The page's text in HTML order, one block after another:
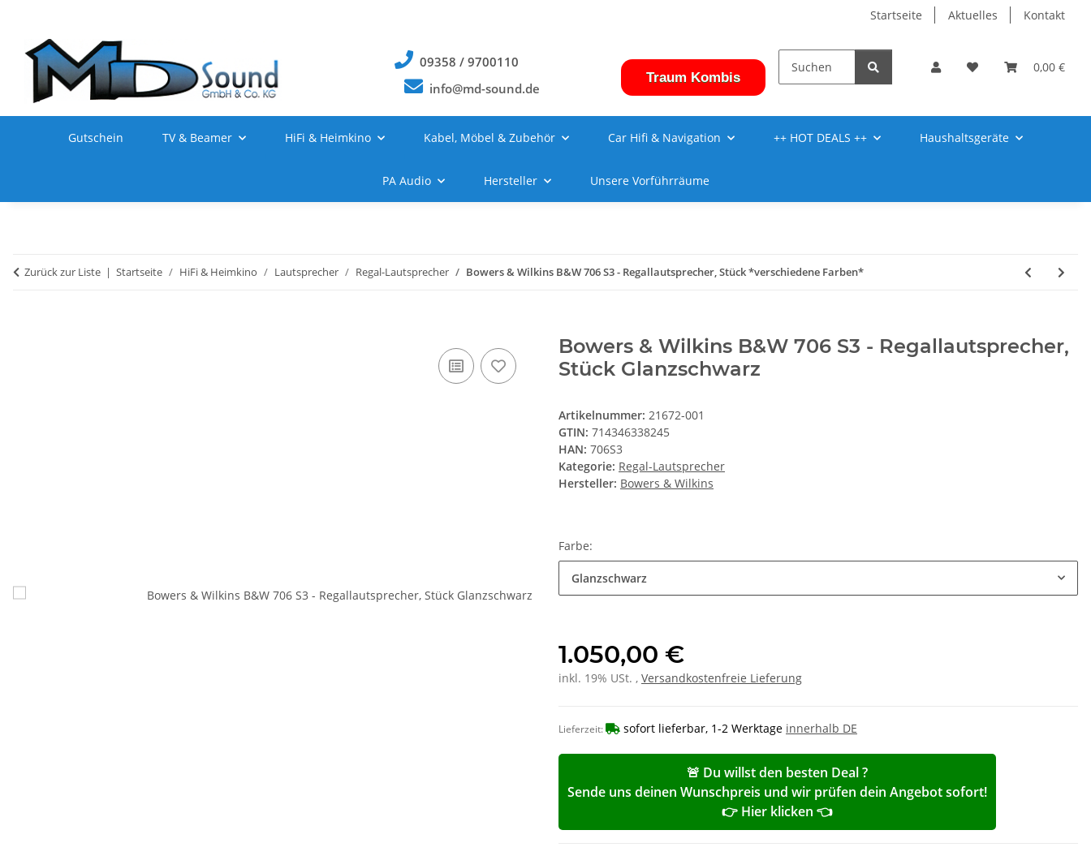
Startseite Aktuelles Kontakt
09358 / 9700110
info@md-sound.de
Traum Kombis
0,00 €
Gutschein TV & Beamer HiFi & Heimkino Kabel, Möbel & Zubehör Car Hifi & Navigation ++ HOT DEALS ++ Haushaltsgeräte
PA Audio Hersteller Unsere Vorführräume
Zurück zur Liste Startseite HiFi & Heimkino Lautsprecher Regal-Lautsprecher Bowers & Wilkins B&W 706 S3 - Regallautsprecher, Stück *verschiedene Farben*
Bowers & Wilkins B&W 706 S3 - Regallautsprecher,
Stück Glanzschwarz
Artikelnummer: 21672-001
GTIN: 714346338245
HAN: 706S3
Kategorie: Regal-Lautsprecher
Hersteller: Bowers & Wilkins
Farbe:
Glanzschwarz
1.050,00 €
inkl. 19% USt. , Versandkostenfreie Lieferung
Lieferzeit: sofort lieferbar, 1-2 Werktage innerhalb DE
🚨 Du willst den besten Deal ?
Sende uns deinen Wunschpreis und wir prüfen dein Angebot sofort!
👉 Hier klicken 👈